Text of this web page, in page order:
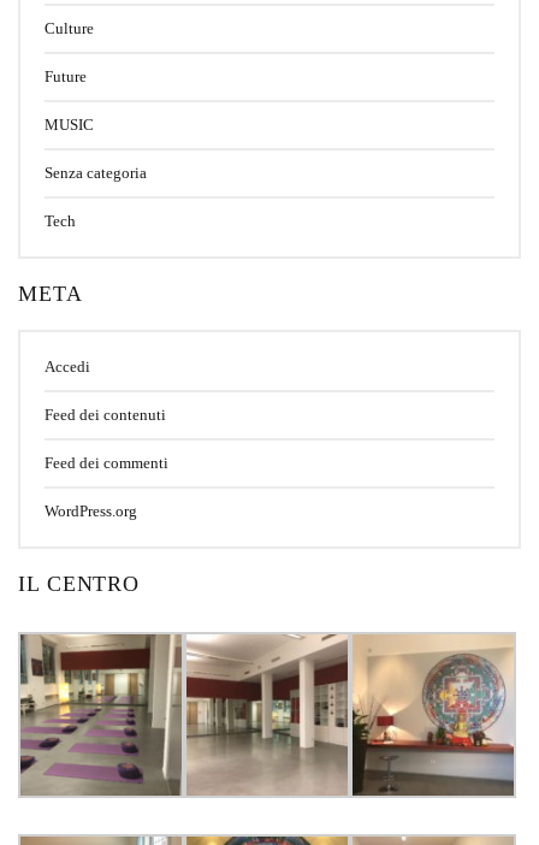
Culture
Future
MUSIC
Senza categoria
Tech
META
Accedi
Feed dei contenuti
Feed dei commenti
WordPress.org
IL CENTRO